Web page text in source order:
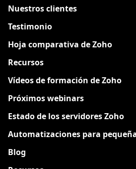
Nuestros clientes
Testimonio
Hoja comparativa de Zoho
Recursos
Vídeos de formación de Zoho
Próximos webinars
Estado de los servidores Zoho
Automatizaciones para
Blog